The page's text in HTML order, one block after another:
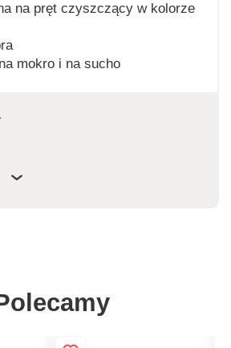
na pręt czyszczący w kolorze
mokro i na sucho